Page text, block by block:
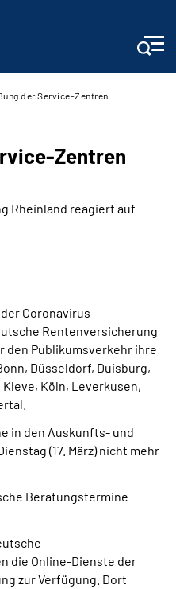
der Service-Zentren
Zentren
Rheinland reagiert auf
Coronavirus-
Rentenversicherung
den Publikumsverkehr ihre
Düsseldorf, Duisburg,
Köln, Leverkusen,
in den Auskunfts- und
(17. März) nicht mehr
Beratungstermine
die Online-Dienste der
zur Verfügung. Dort